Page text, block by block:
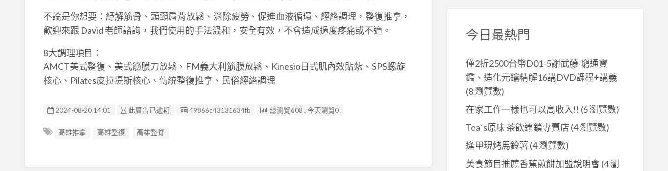
不論是你想要：紓解筋骨、頭頸肩背放鬆、消除疲勞、促進血液循環、經絡調理，整復推拿，
歡迎來跟 David 老師諮詢，我們使用的手法溫和，安全有效，不會造成過度疼痛或不適。
8大調理項目：
AMCT美式整復、美式筋膜刀放鬆、FM義大利筋膜放鬆、Kinesio日式肌內效貼紮、SPS螺旋
核心、Pilates皮拉提斯核心、傳統整復推拿、民俗經絡調理
2024-08-20 14:01 此廣告已逾期 廣告编號
49866c43131634fb 總瀏覽608 , 今天瀏覽0
高雄推拿 高雄整復 高雄整脊
今日最熱門
僅2折2500台幣D01-5謝武藤-窮通寶
鑑、造化元鑰精解16講DVD課程+講義
(8 瀏覽數)
在家工作一樣也可以高收入!! (6 瀏覽數)
Tea`s原味 茶飲連鎖專賣店 (4 瀏覽數)
逢甲現烤馬鈴薯 (4 瀏覽數)
美食節目推薦香蕉煎餅加盟說明會 (4 瀏